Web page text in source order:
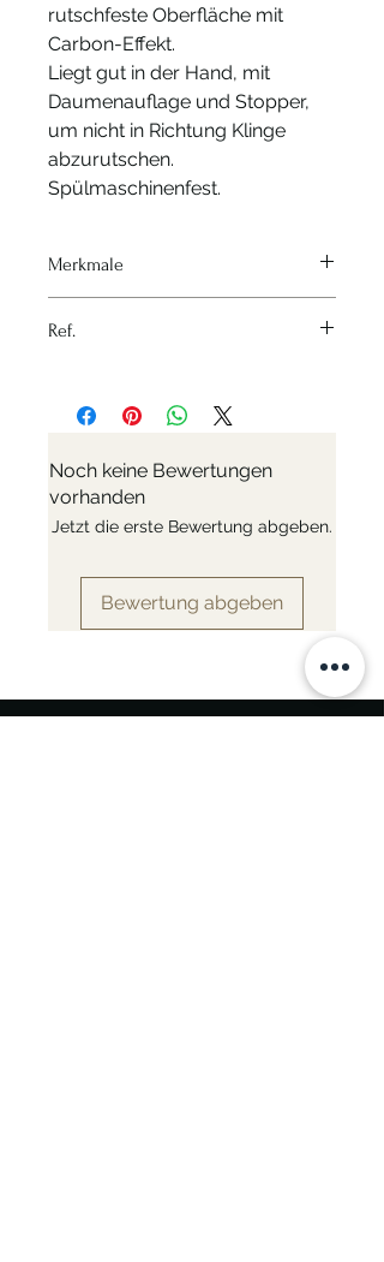
rutschfeste Oberfläche mit
Carbon-Effekt.
Liegt gut in der Hand, mit
Daumenauflage und Stopper,
um nicht in Richtung Klinge
abzurutschen.
Spülmaschinenfest.
Merkmale
Material - Rostfreier Stahl
Ref.
Noch keine Bewertungen
vorhanden
Jetzt die erste Bewertung abgeben.
Bewertung abgeben